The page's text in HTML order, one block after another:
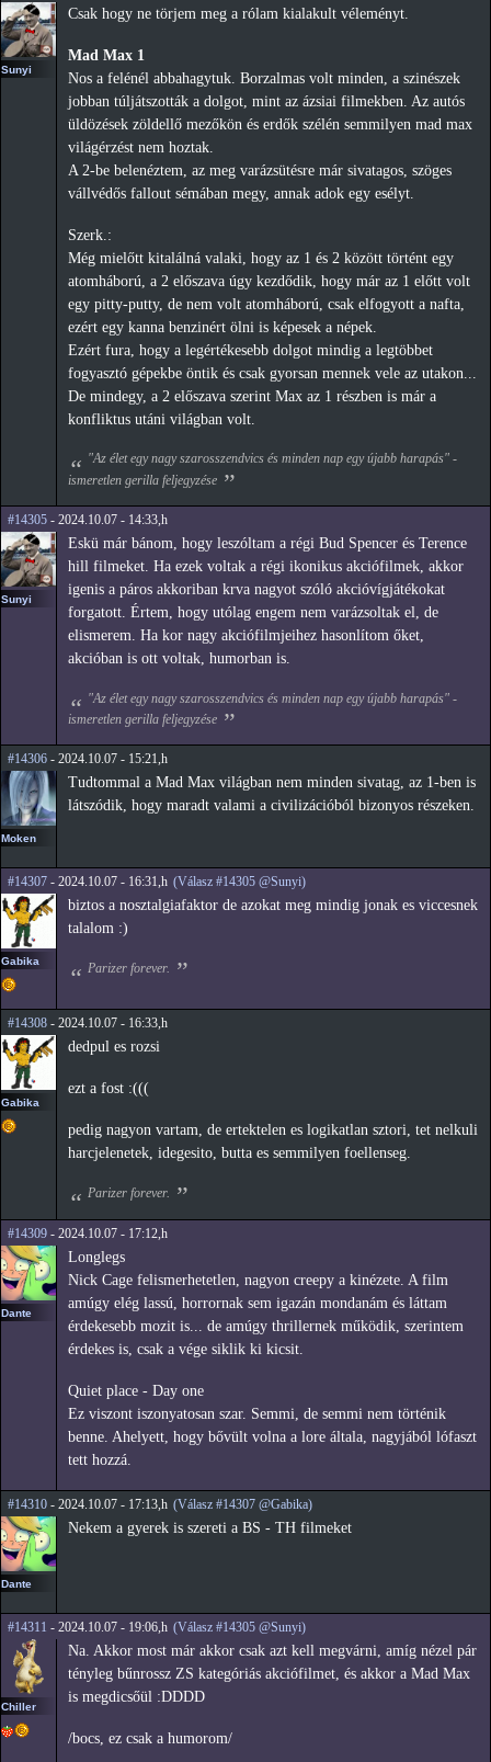
Sunyi
Csak hogy ne törjem meg a rólam kialakult véleményt.
Mad Max 1
Nos a felénél abbahagytuk. Borzalmas volt minden, a szinészek
jobban túljátszották a dolgot, mint az ázsiai filmekben. Az autós
üldözések zöldellő mezőkön és erdők szélén semmilyen mad max
világérzést nem hoztak.
A 2-be belenéztem, az meg varázsütésre már sivatagos, szöges
vállvédős fallout sémában megy, annak adok egy esélyt.
Szerk.:
Még mielőtt kitalálná valaki, hogy az 1 és 2 között történt egy
atomháború, a 2 előszava úgy kezdődik, hogy már az 1 előtt volt
egy pitty-putty, de nem volt atomháború, csak elfogyott a nafta,
ezért egy kanna benzinért ölni is képesek a népek.
Ezért fura, hogy a legértékesebb dolgot mindig a legtöbbet
fogyasztó gépekbe öntik és csak gyorsan mennek vele az utakon...
De mindegy, a 2 előszava szerint Max az 1 részben is már a
konfliktus utáni világban volt.
"Az élet egy nagy szarosszendvics és minden nap egy újabb harapás" -
ismeretlen gerilla feljegyzése
#14305 - 2024.10.07 - 14:33,h
Sunyi
Eskü már bánom, hogy leszóltam a régi Bud Spencer és Terence
hill filmeket. Ha ezek voltak a régi ikonikus akciófilmek, akkor
igenis a páros akkoriban krva nagyot szóló akcióvígjátékokat
forgatott. Értem, hogy utólag engem nem varázsoltak el, de
elismerem. Ha kor nagy akciófilmjeihez hasonlítom őket,
akcióban is ott voltak, humorban is.
"Az élet egy nagy szarosszendvics és minden nap egy újabb harapás" -
ismeretlen gerilla feljegyzése
#14306 - 2024.10.07 - 15:21,h
Moken
Tudtommal a Mad Max világban nem minden sivatag, az 1-ben is
látszódik, hogy maradt valami a civilizációból bizonyos részeken.
#14307 - 2024.10.07 - 16:31,h (Válasz #14305 @Sunyi)
Gabika
biztos a nosztalgiafaktor de azokat meg mindig jonak es viccesnek
talalom :)
Parizer forever.
#14308 - 2024.10.07 - 16:33,h
Gabika
dedpul es rozsi
ezt a fost :(((
pedig nagyon vartam, de ertektelen es logikatlan sztori, tet nelkuli
harcjelenetek, idegesito, butta es semmilyen foellenseg.
Parizer forever.
#14309 - 2024.10.07 - 17:12,h
Dante
Longlegs
Nick Cage felismerhetetlen, nagyon creepy a kinézete. A film
amúgy elég lassú, horrornak sem igazán mondanám és láttam
érdekesebb mozit is... de amúgy thrillernek működik, szerintem
érdekes is, csak a vége siklik ki kicsit.
Quiet place - Day one
Ez viszont iszonyatosan szar. Semmi, de semmi nem történik
benne. Ahelyett, hogy bővült volna a lore általa, nagyjából lófaszt
tett hozzá.
#14310 - 2024.10.07 - 17:13,h (Válasz #14307 @Gabika)
Dante
Nekem a gyerek is szereti a BS - TH filmeket
#14311 - 2024.10.07 - 19:06,h (Válasz #14305 @Sunyi)
Chiller
Na. Akkor most már akkor csak azt kell megvárni, amíg nézel pár
tényleg bűnrossz ZS kategóriás akciófilmet, és akkor a Mad Max
is megdicsőül :DDDD
/bocs, ez csak a humorom/